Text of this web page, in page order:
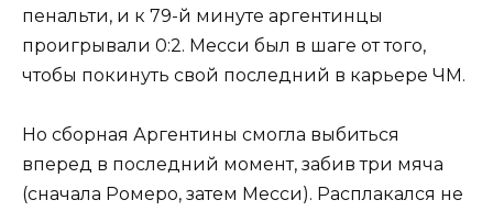
пенальти, и к 79-й минуте аргентинцы
проигрывали 0:2. Месси был в шаге от того,
чтобы покинуть свой последний в карьере ЧМ.
Но сборная Аргентины смогла выбиться
вперед в последний момент, забив три мяча
(сначала Ромеро, затем Месси). Расплакался не